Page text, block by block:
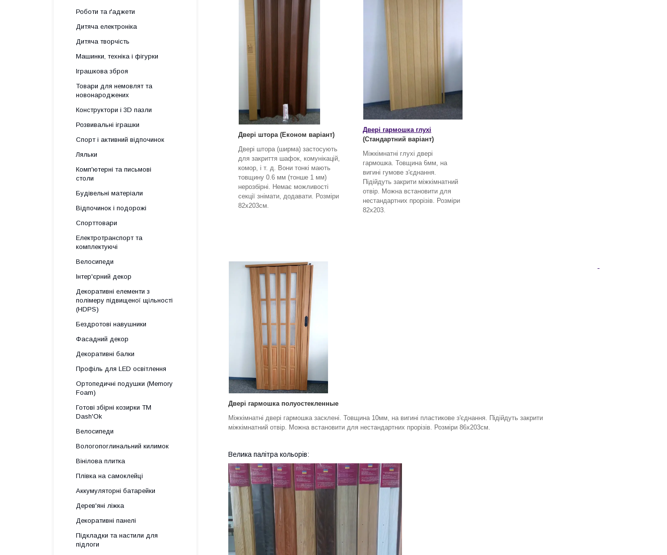
Двері штора (Економ варіант)
Двері штора (ширма) застосують
для закриття шафок, комунікацій,
комор, і т. д. Вони тонкі мають
товщину 0.6 мм (тонше 1 мм)
нерозбірні. Немає можливості
секції знімати, додавати. Розміри
82х203см.
Двері гармошка глухі
(Стандартний варіант)
Міжкімнатні глухі двері
гармошка. Товщина 6мм, на
вигині гумове з'єднання.
Підійдуть закрити міжкімнатний
отвір. Можна встановити для
нестандартних прорізів. Розміри
82х203.
Двері гармошка полуостекленные
Міжкімнатні двері гармошка засклені. Товщина 10мм, на вигині пластикове з'єднання. Підійдуть закрити
міжкімнатний отвір. Можна встановити для нестандартних прорізів. Розміри 86х203см.
Велика палітра кольорів:
Роботи та ґаджети
Дитяча електроніка
Дитяча творчість
Машинки, техніка і фігурки
Іграшкова зброя
Товари для немовлят та
новонароджених
Конструктори і 3D пазли
Розвивальні іграшки
Спорт і активний відпочинок
Ляльки
Комп'ютерні та письмові
столи
Будівельні матеріали
Відпочинок і подорожі
Спорттовари
Електротранспорт та
комплектуючі
Велосипеди
Інтер'єрний декор
Декоративні елементи з
полімеру підвищеної щільності
(HDPS)
Бездротові навушники
Фасадний декор
Декоративні балки
Профіль для LED освітлення
Ортопедичні подушки (Memory
Foam)
Готові збірні козирки ТМ
Dash'Ok
Велосипеди
Вологопоглинальний килимок
Вінілова плитка
Плівка на самоклейці
Аккумуляторні батарейки
Дерев'яні ліжка
Декоративні панелі
Підкладки та настили для
підлоги